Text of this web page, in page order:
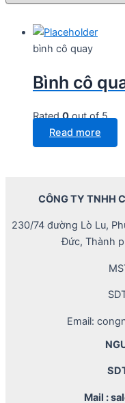
bình cô quay
Bình cô
Rated0out of 5
Read more
CÔNG TY TNHH
230/74 đường Lò Lu,
Đức, Thành
Email:
Mail :